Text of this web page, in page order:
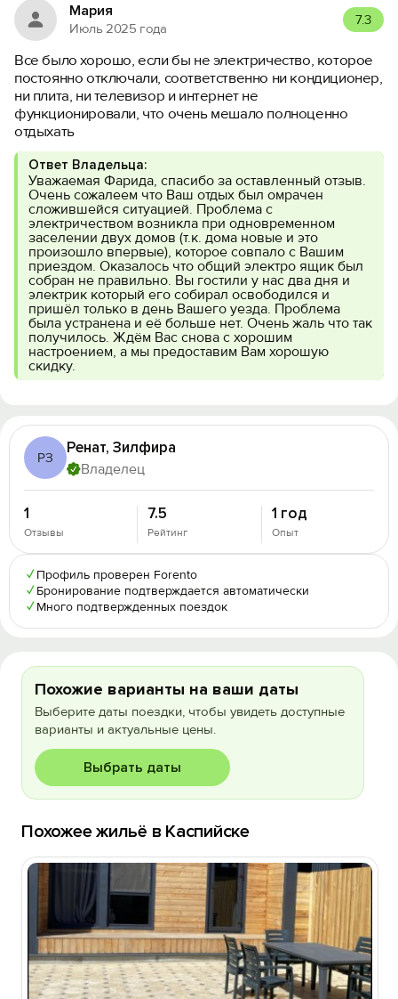
Мария
Июль 2025 года
7.3
Все было хорошо, если бы не электричество, которое
постоянно отключали, соответственно ни кондиционер,
ни плита, ни телевизор и интернет не
функционировали, что очень мешало полноценно
отдыхать
Ответ Владельца:
Уважаемая Фарида, спасибо за оставленный отзыв.
Очень сожалеем что Ваш отдых был омрачен
сложившейся ситуацией. Проблема с
электричеством возникла при одновременном
заселении двух домов (т.к. дома новые и это
произошло впервые), которое совпало с Вашим
приездом. Оказалось что общий электро ящик был
собран не правильно. Вы гостили у нас два дня и
электрик который его собирал освободился и
пришёл только в день Вашего уезда. Проблема
была устранена и её больше нет. Очень жаль что так
получилось. Ждём Вас снова с хорошим
настроением, а мы предоставим Вам хорошую
скидку.
РЗ
Ренат, Зилфира
Владелец
1
Отзывы
7.5
Рейтинг
1 год
Опыт
✓ Профиль проверен Forento
✓ Бронирование подтверждается автоматически
✓ Много подтвержденных поездок
Похожие варианты на ваши даты
Выберите даты поездки, чтобы увидеть доступные
варианты и актуальные цены.
Выбрать даты
Похожее жильё в Каспийске